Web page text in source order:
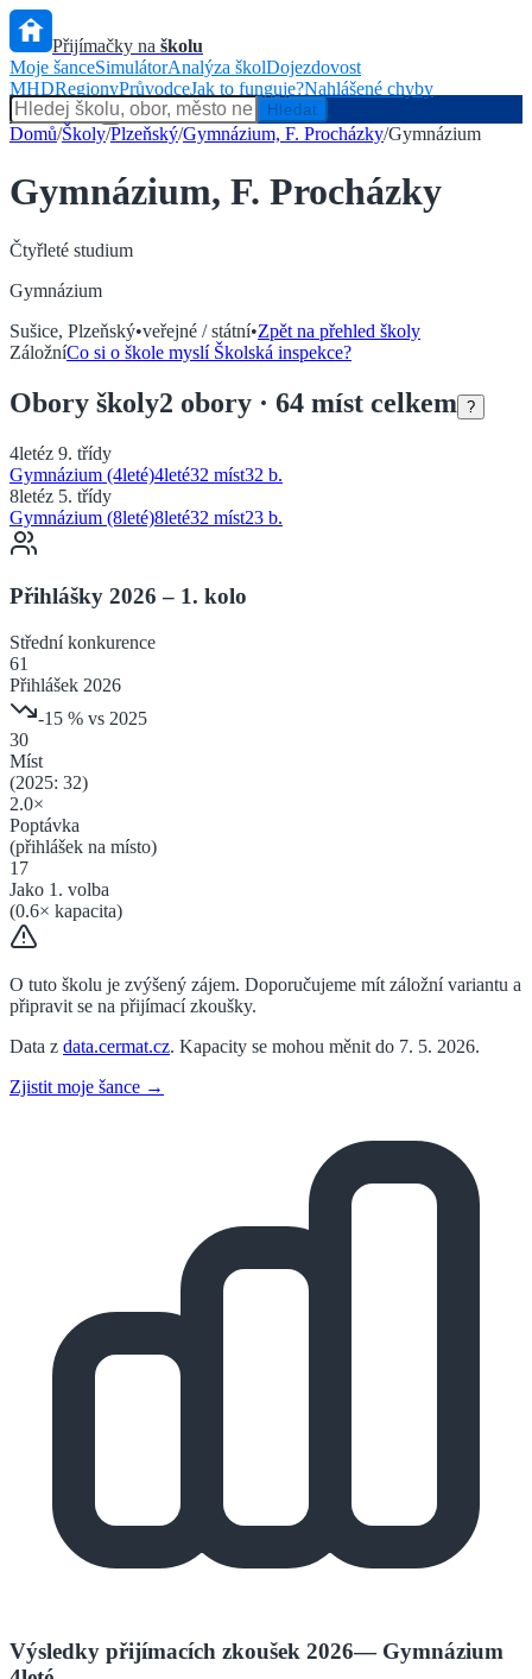
Přijímačky na školu
Moje šanceSimulátorAnalýza školDojezdovost
MHDRegionyPrůvodceJak to funguje?Nahlášené chyby
Hlídač státu
Hledat
Domů/Školy/Plzeňský/Gymnázium, F. Procházky/Gymnázium
Gymnázium, F. Procházky
Čtyřleté studium
Gymnázium
Sušice, Plzeňský•veřejné / státní•Zpět na přehled školy
ZáložníCo si o škole myslí Školská inspekce?
Obory školy2 obory · 64 míst celkem ?
4letéz 9. třídy
Gymnázium (4leté)4leté32 míst32 b.
8letéz 5. třídy
Gymnázium (8leté)8leté32 míst23 b.
Přihlášky 2026 – 1. kolo
Středníkonkurence
61
Přihlášek 2026
-15 % vs 2025
30
Míst
(2025: 32)
2.0×
Poptávka
(přihlášek na místo)
17
Jako 1. volba
(0.6× kapacita)
O tuto školu je zvýšený zájem. Doporučujeme mít záložní variantu a
připravit se na přijímací zkoušky.
Data z data.cermat.cz. Kapacity se mohou měnit do 7. 5. 2026.
Zjistit moje šance →
Výsledky přijímacích zkoušek 2026— Gymnázium